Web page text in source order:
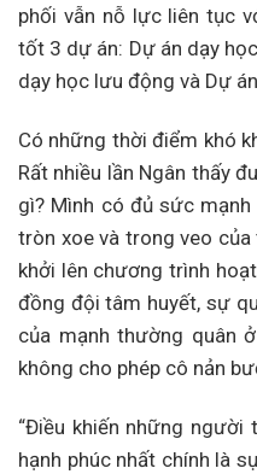
phối vẫn nỗ lực liên tục
tốt 3 dự án: Dự án dạy
dạy học lưu động và Dự
Có những thời điểm khó
Rất nhiều lần Ngân thấy
gì? Mình có đủ sức
tròn xoe và trong veo
khởi lên chương trình
đồng đội tâm huyết, sự
của mạnh thường quân
không cho phép cô nản
“Điều khiến những
hạnh phúc nhất chính là